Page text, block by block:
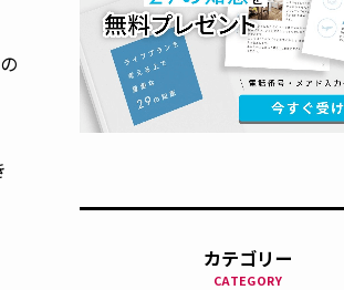
カテゴリー
CATEGORY